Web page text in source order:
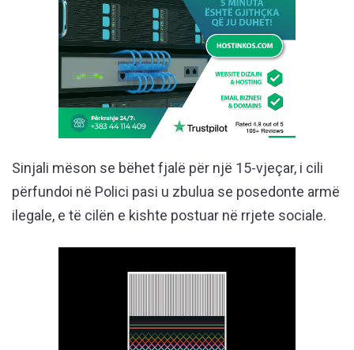
Sinjali mëson se bëhet fjalë për një 15-vjeçar, i cili
përfundoi në Polici pasi u zbulua se posedonte armë
ilegale, e të cilën e kishte postuar në rrjete sociale.